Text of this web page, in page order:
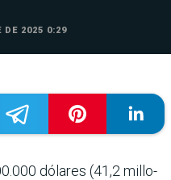
DE 2025 0:29
dólares (41,2 millo­